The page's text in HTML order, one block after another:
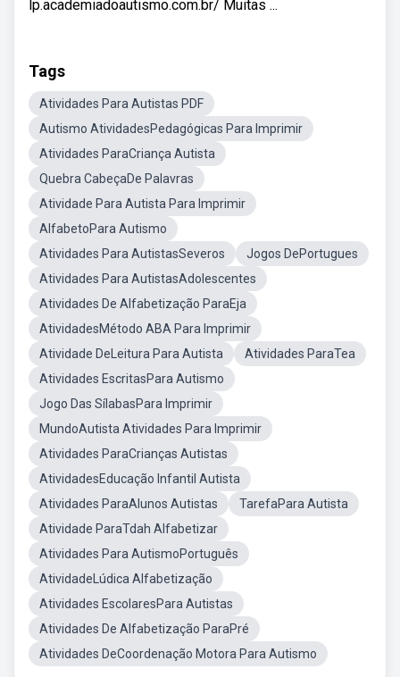
lp.academiadoautismo.com.br/ Muitas ...
Tags
Atividades Para Autistas PDF
Autismo AtividadesPedagógicas Para Imprimir
Atividades ParaCriança Autista
Quebra CabeçaDe Palavras
Atividade Para Autista Para Imprimir
AlfabetoPara Autismo
Atividades Para AutistasSeveros
Jogos DePortugues
Atividades Para AutistasAdolescentes
Atividades De Alfabetização ParaEja
AtividadesMétodo ABA Para Imprimir
Atividade DeLeitura Para Autista
Atividades ParaTea
Atividades EscritasPara Autismo
Jogo Das SílabasPara Imprimir
MundoAutista Atividades Para Imprimir
Atividades ParaCrianças Autistas
AtividadesEducação Infantil Autista
Atividades ParaAlunos Autistas
TarefaPara Autista
Atividade ParaTdah Alfabetizar
Atividades Para AutismoPortuguês
AtividadeLúdica Alfabetização
Atividades EscolaresPara Autistas
Atividades De Alfabetização ParaPré
Atividades DeCoordenação Motora Para Autismo